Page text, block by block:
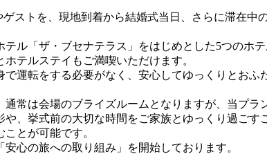
ストを、現地到着から結婚式当日、さらに滞在中
ル「ザ・ブセナテラス」をはじめとした5つのホ
テルステイもご満喫いただけます。
運転をする必要がなく、安心してゆっくりとおふ
常は会場のブライズルームとなりますが、当プラ
、挙式前の大切な時間をご家族とゆっくり過ごす
とが可能です。
心の旅への取り組み」を開始しております。